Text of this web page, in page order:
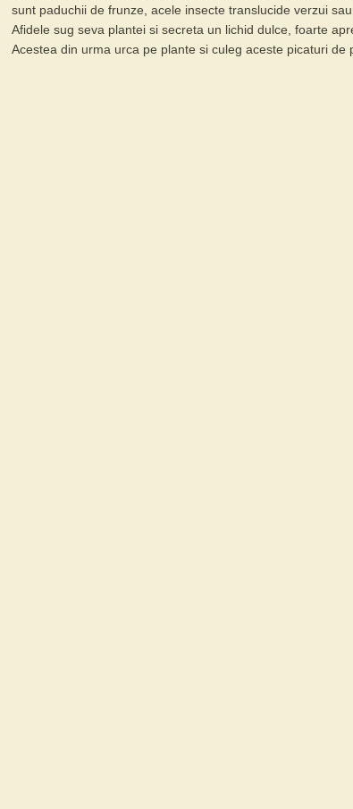
sunt paduchii de frunze, acele insecte translucide verzui
Afidele sug seva plantei si secreta un lichid dulce, foarte
Acestea din urma urca pe plante si culeg aceste picaturi de